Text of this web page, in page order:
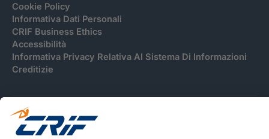
Cookie Policy
Informativa Dati Personali
CRIF Business Ethics
Accessibilità
Informativa Privacy Relativa Al Sistema Di Informazioni
Creditizie
© 2026 CRIF S.p.A. Tutti i diritti riservati.